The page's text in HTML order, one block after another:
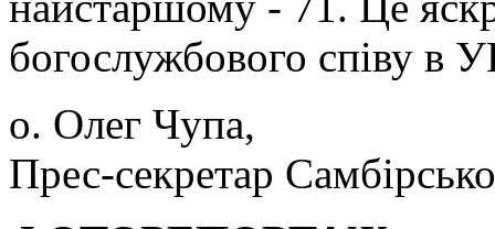
богослужбового співу в
о. Олег Чупа,
Прес-секретар